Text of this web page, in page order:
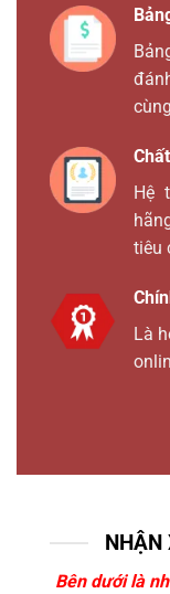
Hệ
tiêu
Là
NHẬN
Bên dưới là